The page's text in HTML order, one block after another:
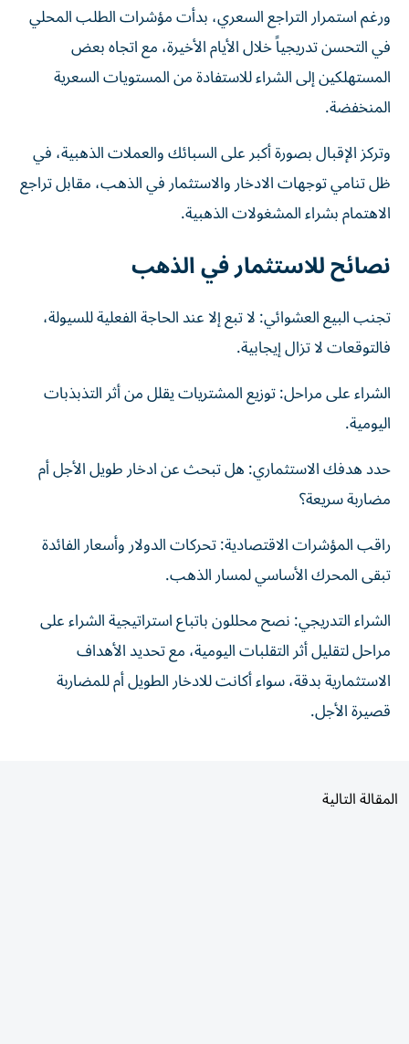
ورغم استمرار التراجع السعري، بدأت مؤشرات الطلب المحلي
في التحسن تدريجياً خلال الأيام الأخيرة، مع اتجاه بعض
المستهلكين إلى الشراء للاستفادة من المستويات السعرية
المنخفضة.
وتركز الإقبال بصورة أكبر على السبائك والعملات الذهبية، في
ظل تنامي توجهات الادخار والاستثمار في الذهب، مقابل تراجع
الاهتمام بشراء المشغولات الذهبية.
نصائح للاستثمار في الذهب
تجنب البيع العشوائي: لا تبع إلا عند الحاجة الفعلية للسيولة،
فالتوقعات لا تزال إيجابية.
الشراء على مراحل: توزيع المشتريات يقلل من أثر التذبذبات
اليومية.
حدد هدفك الاستثماري: هل تبحث عن ادخار طويل الأجل أم
مضاربة سريعة؟
راقب المؤشرات الاقتصادية: تحركات الدولار وأسعار الفائدة
تبقى المحرك الأساسي لمسار الذهب.
الشراء التدريجي: نصح محللون باتباع استراتيجية الشراء على
مراحل لتقليل أثر التقلبات اليومية، مع تحديد الأهداف
الاستثمارية بدقة، سواء أكانت للادخار الطويل أم للمضاربة
قصيرة الأجل.
المقالة التالية